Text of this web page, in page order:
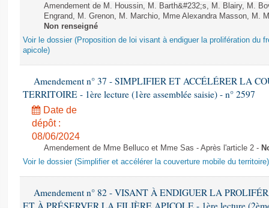
Amendement de M. Houssin, M. Barth&#232;s, M. Blairy, M.
Engrand, M. Grenon, M. Marchio, Mme Alexandra Masson, M.
Non renseigné
Voir le dossier (Proposition de loi visant à endiguer la prolifération du
apicole)
Amendement n° 37 - SIMPLIFIER ET ACCÉLÉRER LA
TERRITOIRE - 1ère lecture (1ère assemblée saisie) - n° 2597
Date de
dépôt :
08/06/2024
Amendement de Mme Belluco et Mme Sas - Après l'article 2 -
Voir le dossier (Simplifier et accélérer la couverture mobile du territoire)
Amendement n° 82 - VISANT À ENDIGUER LA
ET À PRÉSERVER LA FILIÈRE APICOLE - 1ère lecture